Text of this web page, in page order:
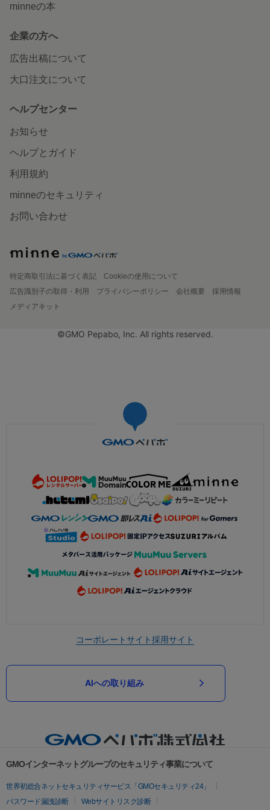
minneの本
企業の方へ
広告出稿について
大口注文について
ヘルプセンター
お知らせ
ヘルプとガイド
利用規約
minneのセキュリティ
お問い合わせ
特定商取引法に基づく表記
Cookieの使用について
広告識別子の取得・利用
プライバシーポリシー 会社概要
採用情報
メディアキット
©GMO Pepabo, Inc. All rights reserved.
コーポレートサイト採用サイト
AIへの取り組み
GMOインターネットグループのセキュリティ事業について
世界初総合ネットセキュリティサービス「GMOセキュリティ24」
パスワード漏洩診断
Webサイトリスク診断